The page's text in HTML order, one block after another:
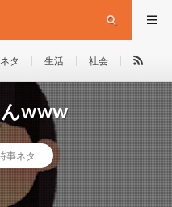
タ 生活 社会
www
事ネタ